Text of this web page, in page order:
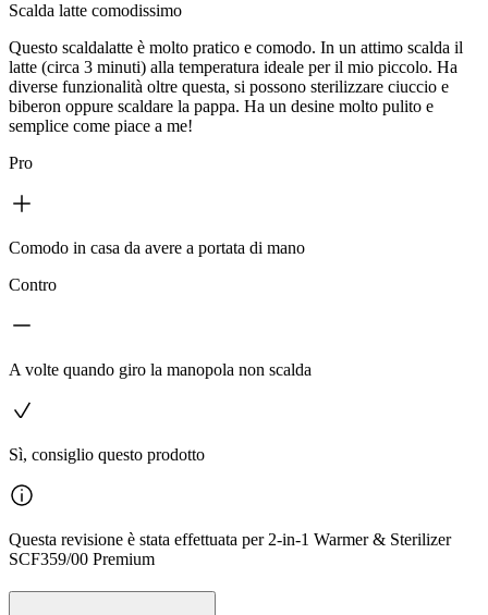
Scalda latte comodissimo
Questo scaldalatte è molto pratico e comodo. In un attimo scalda il
latte (circa 3 minuti) alla temperatura ideale per il mio piccolo. Ha
diverse funzionalità oltre questa, si possono sterilizzare ciuccio e
biberon oppure scaldare la pappa. Ha un desine molto pulito e
semplice come piace a me!
Pro
Comodo in casa da avere a portata di mano
Contro
A volte quando giro la manopola non scalda
Sì, consiglio questo prodotto
Questa revisione è stata effettuata per 2-in-1 Warmer & Sterilizer
SCF359/00 Premium